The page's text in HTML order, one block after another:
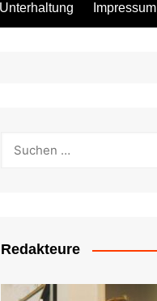
Unterhaltung Impressum
Redakteure